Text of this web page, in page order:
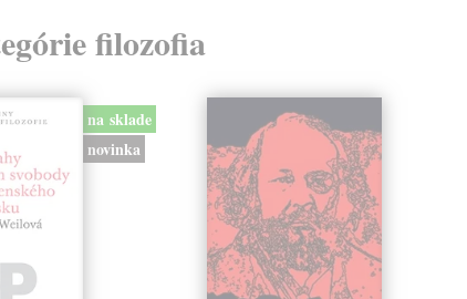
filozofia
na sklade
novinka